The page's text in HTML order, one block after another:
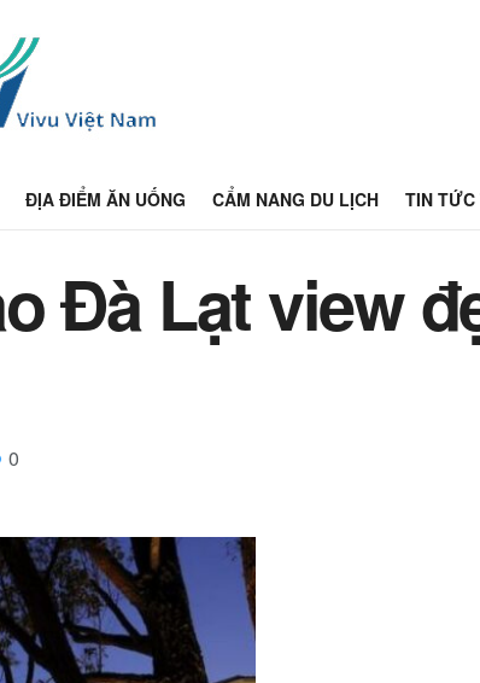
ĐỊA ĐIỂM ĂN UỐNG CẨM NANG DU LỊCH TIN TỨC
Đà Lạt view
0